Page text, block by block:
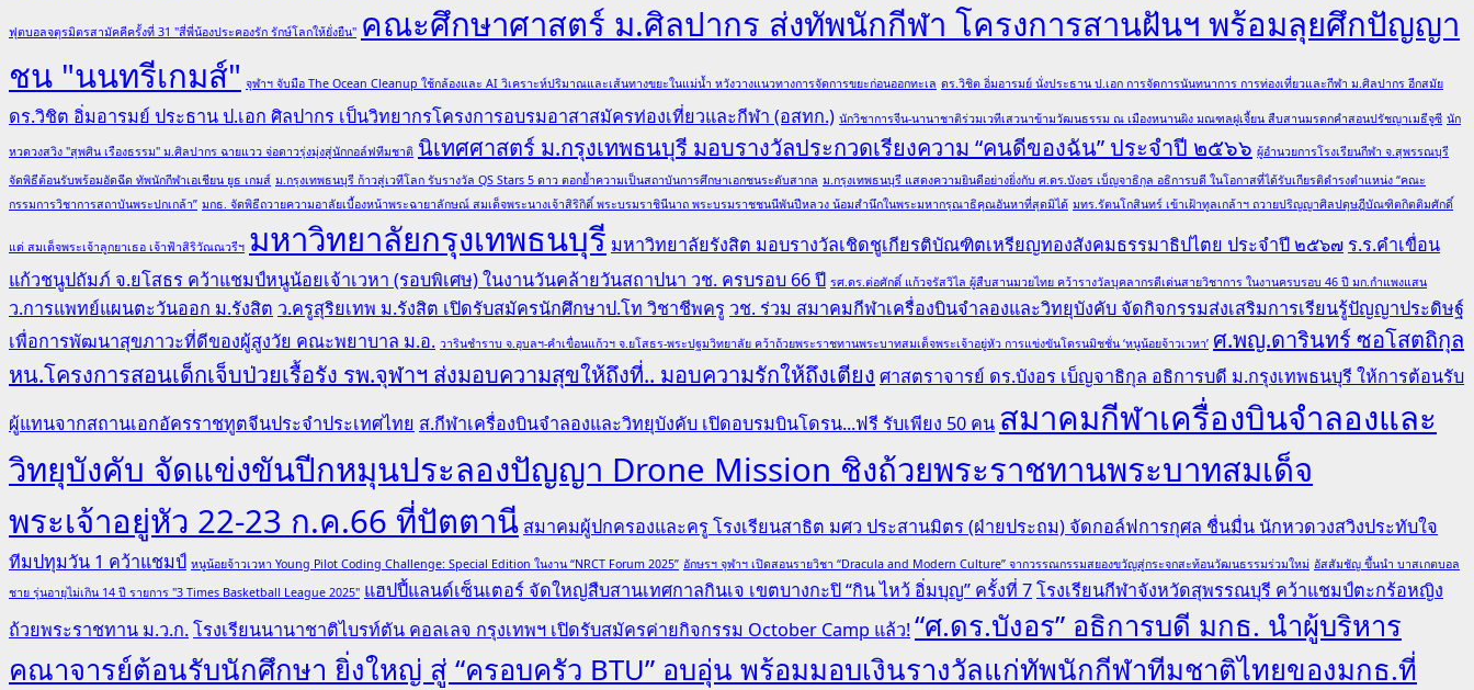
นำ
ทีม
BTU
Engineering
ยาน
ไฟฟ้า
ระดับ
โลก
ณ
BYD
ประเทศ
ฟุตบอลจตุรมิตรสามัคคีครั้งที่ 31 "สี่พี่น้องประคองรัก รักษ์โลกให้ยั่งยืน" คณะศึกษาศาสตร์ ม.ศิลปากร ส่งทัพนักกีฬา โครงการสานฝันฯ พร้อมลุยศึกปัญญา
ชน "นนทรีเกมส์" จุฬาฯ จับมือ The Ocean Cleanup ใช้กล้องและ AI วิเคราะห์ปริมาณและเส้นทางขยะในแม่น้ำ หวังวางแนวทางการจัดการขยะก่อนออกทะเล ดร.วิชิต อิ่มอารมย์ นั่งประธาน ป.เอก การจัดการนันทนาการ การท่องเที่ยวและกีฬา ม.ศิลปากร อีกสมัย
ดร.วิชิต อิ่มอารมย์ ประธาน ป.เอก ศิลปากร เป็นวิทยากรโครงการอบรมอาสาสมัครท่องเที่ยวและกีฬา (อสทก.) นักวิชาการจีน-นานาชาติร่วมเวทีเสวนาข้ามวัฒนธรรม ณ เมืองหนานผิง มณฑลฝูเจี้ยน สืบสานมรดกคำสอนปรัชญาเมธีจูซี นัก
หวดวงสวิง "สุพศิน เรืองธรรม" ม.ศิลปากร ฉายแวว จ่อดาวรุ่งมุ่งสู่นักกอล์ฟทีมชาติ นิเทศศาสตร์ ม.กรุงเทพธนบุรี มอบรางวัลประกวดเรียงความ “คนดีของฉัน” ประจำปี ๒๕๖๖ ผู้อำนวยการโรงเรียนกีฬา จ.สุพรรณบุรี
จัดพิธีต้อนรับพร้อมอัดฉีด ทัพนักกีฬาเอเชียน ยูธ เกมส์ ม.กรุงเทพธนบุรี ก้าวสู่เวทีโลก รับรางวัล QS Stars 5 ดาว ตอกย้ำความเป็นสถาบันการศึกษาเอกชนระดับสากล ม.กรุงเทพธนบุรี แสดงความยินดีอย่างยิ่งกับ ศ.ดร.บังอร เบ็ญจาธิกุล อธิการบดี ในโอกาสที่ได้รับเกียรติดำรงตำแหน่ง “คณะ
กรรมการวิชาการสถาบันพระปกเกล้า” มกธ. จัดพิธีถวายความอาลัยเบื้องหน้าพระฉายาลักษณ์ สมเด็จพระนางเจ้าสิริกิติ์ พระบรมราชินีนาถ พระบรมราชชนนีพันปีหลวง น้อมสำนึกในพระมหากรุณาธิคุณอันหาที่สุดมิได้ มทร.รัตนโกสินทร์ เข้าเฝ้าทูลเกล้าฯ ถวายปริญญาศิลปดุษฎีบัณฑิตกิตติมศักดิ์
แด่ สมเด็จพระเจ้าลูกยาเธอ เจ้าฟ้าสิริวัณณวรีฯ มหาวิทยาลัยกรุงเทพธนบุรี มหาวิทยาลัยรังสิต มอบรางวัลเชิดชูเกียรติบัณฑิตเหรียญทองสังคมธรรมาธิปไตย ประจำปี ๒๕๖๗ ร.ร.คำเขื่อน
แก้วชนูปถัมภ์ จ.ยโสธร คว้าแชมป์หนูน้อยเจ้าเวหา (รอบพิเศษ) ในงานวันคล้ายวันสถาปนา วช. ครบรอบ 66 ปี รศ.ดร.ต่อศักดิ์ แก้วจรัสวิไล ผู้สืบสานมวยไทย คว้ารางวัลบุคลากรดีเด่นสายวิชาการ ในงานครบรอบ 46 ปี มก.กำแพงแสน
ว.การแพทย์แผนตะวันออก ม.รังสิต ว.ครูสุริยเทพ ม.รังสิต เปิดรับสมัครนักศึกษาป.โท วิชาชีพครู วช. ร่วม สมาคมกีฬาเครื่องบินจำลองและวิทยุบังคับ จัดกิจกรรมส่งเสริมการเรียนรู้ปัญญาประดิษฐ์
เพื่อการพัฒนาสุขภาวะที่ดีของผู้สูงวัย คณะพยาบาล ม.อ. วารินชำราบ จ.อุบลฯ-คำเขื่อนแก้วฯ จ.ยโสธร-พระปฐมวิทยาลัย คว้าถ้วยพระราชทานพระบาทสมเด็จพระเจ้าอยู่หัว การแข่งขันโดรนมิชชั่น ‘หนูน้อยจ้าวเวหา’ ศ.พญ.ดารินทร์ ซอโสตถิกุล
หน.โครงการสอนเด็กเจ็บป่วยเรื้อรัง รพ.จุฬาฯ ส่งมอบความสุขให้ถึงที่.. มอบความรักให้ถึงเตียง ศาสตราจารย์ ดร.บังอร เบ็ญจาธิกุล อธิการบดี ม.กรุงเทพธนบุรี ให้การต้อนรับ
ผู้แทนจากสถานเอกอัครราชทูตจีนประจำประเทศไทย ส.กีฬาเครื่องบินจำลองและวิทยุบังคับ เปิดอบรมบินโดรน...ฟรี รับเพียง 50 คน สมาคมกีฬาเครื่องบินจำลองและ
วิทยุบังคับ จัดแข่งขันปีกหมุนประลองปัญญา Drone Mission ชิงถ้วยพระราชทานพระบาทสมเด็จ
พระเจ้าอยู่หัว 22-23 ก.ค.66 ที่ปัตตานี สมาคมผู้ปกครองและครู โรงเรียนสาธิต มศว ประสานมิตร (ฝ่ายประถม) จัดกอล์ฟการกุศล ชื่นมื่น นักหวดวงสวิงประทับใจ
ทีมปทุมวัน 1 คว้าแชมป์ หนูน้อยจ้าวเวหา Young Pilot Coding Challenge: Special Edition ในงาน “NRCT Forum 2025” อักษรฯ จุฬาฯ เปิดสอนรายวิชา “Dracula and Modern Culture” จากวรรณกรรมสยองขวัญสู่กระจกสะท้อนวัฒนธรรมร่วมใหม่ อัสสัมชัญ ขึ้นนำ บาสเกตบอล
ชาย รุ่นอายุไม่เกิน 14 ปี รายการ "3 Times Basketball League 2025" แฮปปี้แลนด์เซ็นเตอร์ จัดใหญ่สืบสานเทศกาลกินเจ เขตบางกะปิ “กิน ไหว้ อิ่มบุญ” ครั้งที่ 7โรงเรียนกีฬาจังหวัดสุพรรณบุรี คว้าแชมป์ตะกร้อหญิง
ถ้วยพระราชทาน ม.ว.ก.โรงเรียนนานาชาติไบรท์ตัน คอลเลจ กรุงเทพฯ เปิดรับสมัครค่ายกิจกรรม October Camp แล้ว!“ศ.ดร.บังอร” อธิการบดี มกธ. นำผู้บริหาร
คณาจารย์ต้อนรับนักศึกษา ยิ่งใหญ่ สู่ “ครอบครัว BTU” อบอุ่น พร้อมมอบเงินรางวัลแก่ทัพนักกีฬาทีมชาติไทยของมกธ.ที่